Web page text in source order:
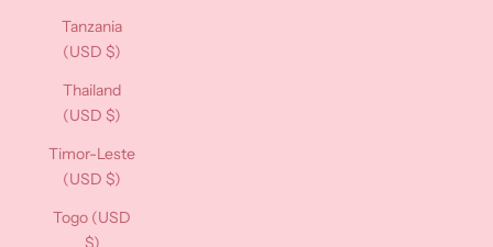
Tanzania
(USD $)
Thailand
(USD $)
Timor-Leste
(USD $)
Togo (USD
$)